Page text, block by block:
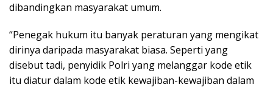
dibandingkan masyarakat umum.
“Penegak hukum itu banyak peraturan yang mengikat
dirinya daripada masyarakat biasa. Seperti yang
disebut tadi, penyidik Polri yang melanggar kode etik
itu diatur dalam kode etik kewajiban-kewajiban dalam